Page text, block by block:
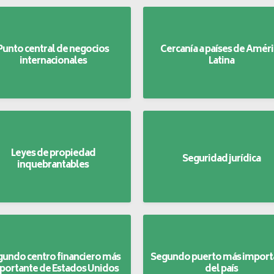
central de negocios
internacionales
Cercanía a países de
Latina
Leyes de propiedad
inquebrantables Seguridad jurídica
centro financiero más
de Estados Unidos
Segundo puerto más
del país